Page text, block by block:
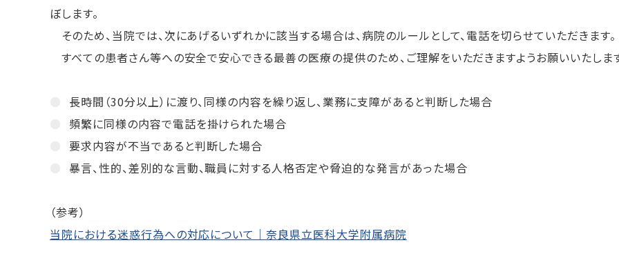
ぼします。
そのため、当院では、次にあげるいずれかに該当する場合は、病院のルールとして、電話を切らせていただきます。
すべての患者さん等への安全で安心できる最善の医療の提供のため、ご理解をいただきますようお願いいたしま
長時間（30分以上）に渡り、同様の内容を繰り返し、業務に支障があると判断した場合
頻繁に同様の内容で電話を掛けられた場合
要求内容が不当であると判断した場合
暴言、性的、差別的な言動、職員に対する人格否定や脅迫的な発言があった場合
（参考）
当院における迷惑行為への対応について｜奈良県立医科大学附属病院